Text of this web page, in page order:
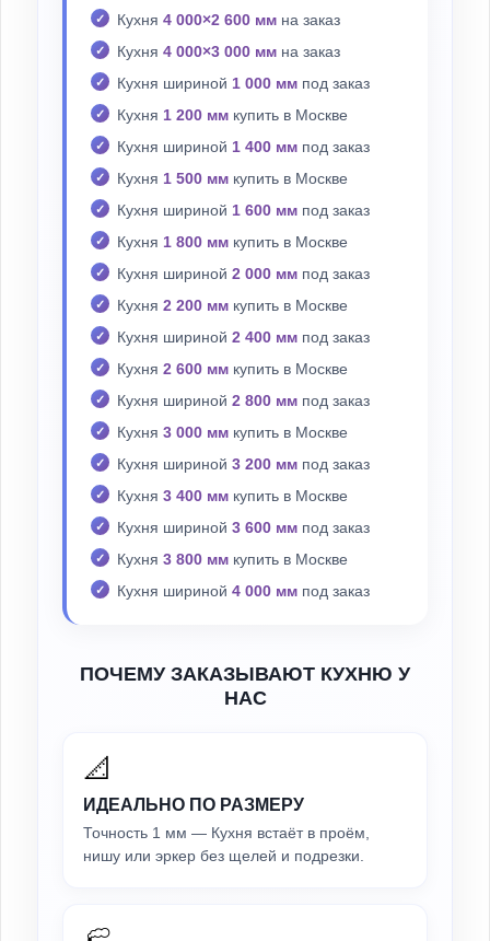
Кухня 4 000×2 600 мм на заказ
Кухня 4 000×3 000 мм на заказ
Кухня шириной 1 000 мм под заказ
Кухня 1 200 мм купить в Москве
Кухня шириной 1 400 мм под заказ
Кухня 1 500 мм купить в Москве
Кухня шириной 1 600 мм под заказ
Кухня 1 800 мм купить в Москве
Кухня шириной 2 000 мм под заказ
Кухня 2 200 мм купить в Москве
Кухня шириной 2 400 мм под заказ
Кухня 2 600 мм купить в Москве
Кухня шириной 2 800 мм под заказ
Кухня 3 000 мм купить в Москве
Кухня шириной 3 200 мм под заказ
Кухня 3 400 мм купить в Москве
Кухня шириной 3 600 мм под заказ
Кухня 3 800 мм купить в Москве
Кухня шириной 4 000 мм под заказ
ПОЧЕМУ ЗАКАЗЫВАЮТ КУХНЮ У
НАС
📐
ИДЕАЛЬНО ПО РАЗМЕРУ
Точность 1 мм — Кухня встаёт в проём,
нишу или эркер без щелей и подрезки.